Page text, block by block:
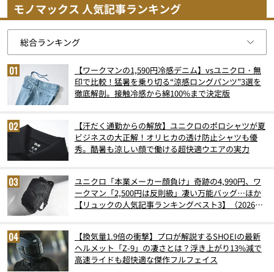
モノマックス 人気記事ランキング
【ワークマンの1,590円冷感デニム】vsユニクロ・無
印で比較！猛暑を乗り切る“涼感ロングパンツ”3選を
徹底解剖。接触冷感から綿100%まで決定版
【汗だく通勤からの解放】ユニクロのポロシャツが夏
ビジネスの大正解！オリヒカの透け防止シャツも優
秀。酷暑も涼しい顔で働ける超快適ウエアの実力
ユニクロ「本業メーカー顔負け」奇跡の4,990円、ワ
ークマン「2,500円は反則級」凄い万能バッグ…ほか
【リュックの人気記事ランキングベスト3】（2026年
【換気量1.9倍の衝撃】プロが解説するSHOEIの最新
ヘルメット「Z-9」の凄さとは？浮き上がり13%減で
高速ライドも超快適な傑作フルフェイス